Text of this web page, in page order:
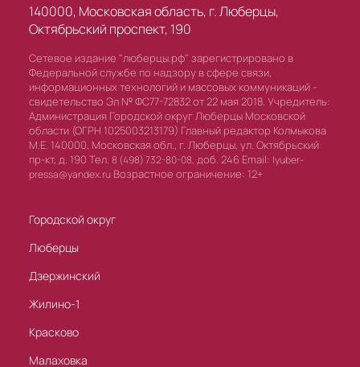
140000, Московская область, г. Люберцы,
Октябрьский проспект, 190
Сетевое издание "люберцы.рф" зарегистрировано в
Федеральной службе по надзору в сфере связи,
информационных технологий и массовых коммуникаций -
свидетельство Эл № ФС77-72832 от 22 мая 2018. Учредитель:
Администрация Городской округ Люберцы Московской
области (ОГРН 1025003213179) Главный редактор Колмыкова
М.Е. 140000, Московская обл., г. Люберцы, ул. Октябрьский
пр-кт, д. 190 Тел. 8 (498) 732-80-08, доб. 246 Email: lyuber-
pressa@yandex.ru Возрастное ограничение: 12+
Городской округ
Люберцы
Дзержинский
Жилино-1
Красково
Малаховка